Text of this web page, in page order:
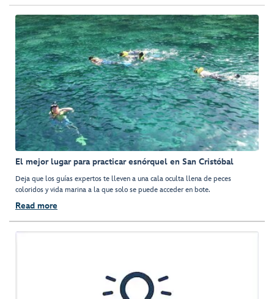
El mejor lugar para practicar esnórquel en San Cristóbal
Deja que los guías expertos te lleven a una cala oculta llena de peces
coloridos y vida marina a la que solo se puede acceder en bote.
Read more